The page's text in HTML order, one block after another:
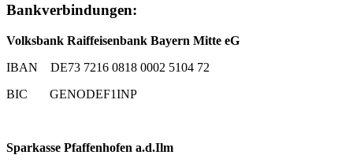
Bankverbindungen:
Volksbank Raiffeisenbank Bayern Mitte eG
IBAN DE73 7216 0818 0002 5104 72
BIC GENODEF1INP
Sparkasse Pfaffenhofen a.d.Ilm